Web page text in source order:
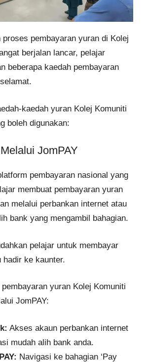
proses pembayaran yuran di Kolej
berjalan lancar, pelajar
beberapa kaedah pembayaran
kaedah yuran Kolej Komuniti
boleh digunakan:​
JomPAY
pembayaran nasional yang
membuat pembayaran yuran
melalui perbankan internet atau
bank yang mengambil bahagian.
pelajar untuk membayar
hadir ke kaunter.
pembayaran yuran Kolej Komuniti
JomPAY:
Akses akaun perbankan internet
mudah alih bank anda.
Navigasi ke bahagian ‘Pay